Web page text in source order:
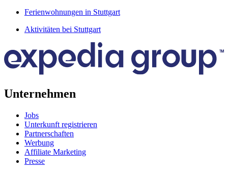
Ferienwohnungen in Stuttgart
Aktivitäten bei Stuttgart
Unternehmen
Jobs
Unterkunft registrieren
Partnerschaften
Werbung
Affiliate Marketing
Presse